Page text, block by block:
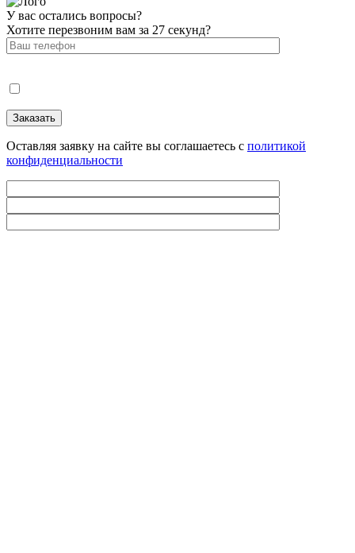
У вас остались вопросы?
Хотите перезвоним вам за 27 секунд?
Оставляя заявку на сайте вы соглашаетесь с политикой
конфиденциальности